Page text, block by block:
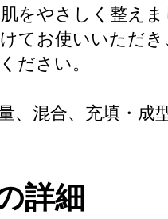
をやさしく整えま
てお使いいただ
ださい。
、混合、充填・成
詳細